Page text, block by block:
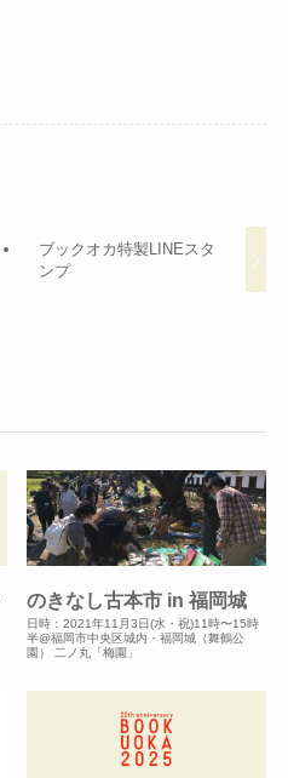
ブックオカ特製LINEスタ
ンプ
のきなし古本市 in 福岡城
日時：2021年11月3日(水・祝)11時〜15時
半@福岡市中央区城内・福岡城（舞鶴公
園） 二ノ丸「梅園」